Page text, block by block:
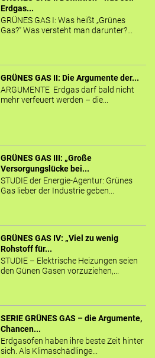
Erdgas...
GRÜNES GAS I: Was heißt „Grünes
Gas?“ Was versteht man darunter?...
GRÜNES GAS II: Die Argumente der...
ARGUMENTE Erdgas darf bald nicht
mehr verfeuert werden – die...
GRÜNES GAS III: „Große
Versorgungslücke bei...
STUDIE der Energie-Agentur: Grünes
Gas lieber der Industrie geben...
GRÜNES GAS IV: „Viel zu wenig
Rohstoff für...
STUDIE – Elektrische Heizungen seien
den Günen Gasen vorzuziehen,...
SERIE GRÜNES GAS – die Argumente,
Chancen...
Erdgasöfen haben ihre beste Zeit hinter
sich. Als Klimaschädlinge...